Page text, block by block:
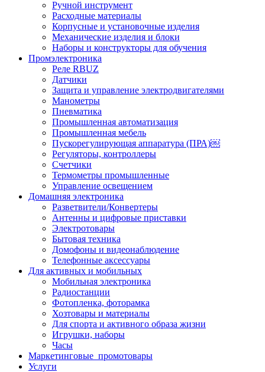
Ручной инструмент
Расходные материалы
Корпусные и установочные изделия
Механические изделия и блоки
Наборы и конструкторы для обучения
Промэлектроника
Реле RBUZ
Датчики
Защита и управление электродвигателями
Манометры
Пневматика
Промышленная автоматизация
Промышленная мебель
Пускорегулирующая аппаратура (ПРА)￼
Регуляторы, контроллеры
Счетчики
Термометры промышленные
Управление освещением
Домашняя электроника
Разветвители/Конвертеры
Антенны и цифровые приставки
Электротовары
Бытовая техника
Домофоны и видеонаблюдение
Телефонные аксессуары
Для активных и мобильных
Мобильная электроника
Радиостанции
Фотопленка, фоторамка
Хозтовары и материалы
Для спорта и активного образа жизни
Игрушки, наборы
Часы
Маркетинговые_промотовары
Услуги